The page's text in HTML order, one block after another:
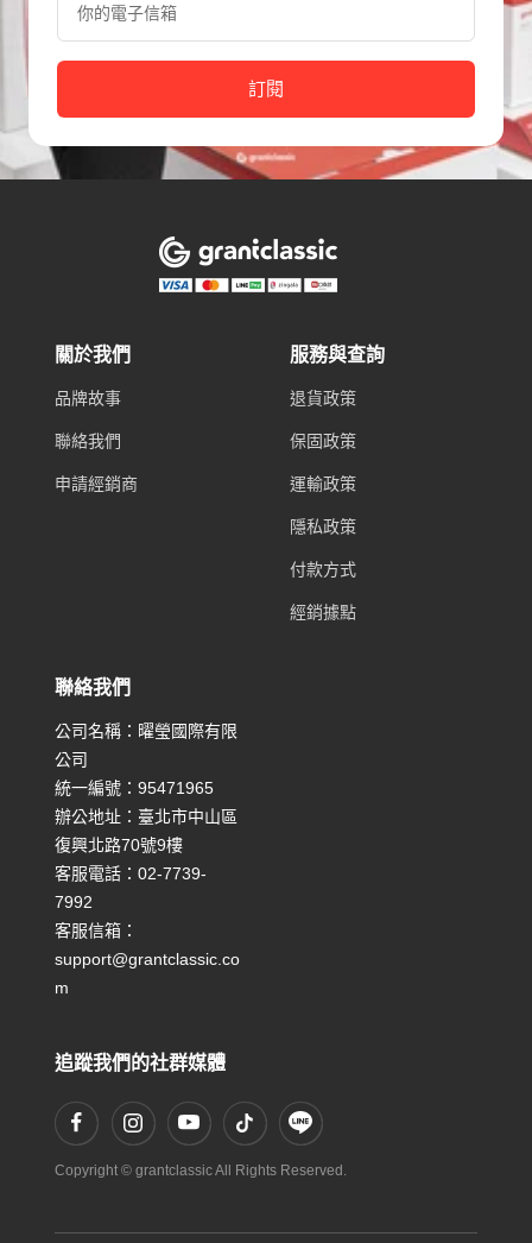
你的電子信箱
訂閱
關於我們
品牌故事
聯絡我們
申請經銷商
服務與查詢
退貨政策
保固政策
運輸政策
隱私政策
付款方式
經銷據點
聯絡我們
公司名稱：曜瑩國際有限
公司
統一編號：95471965
辦公地址：臺北市中山區
復興北路70號9樓
客服電話：02-7739-
7992
客服信箱：
support@grantclassic.co
m
追蹤我們的社群媒體
Copyright © grantclassic All Rights Reserved.